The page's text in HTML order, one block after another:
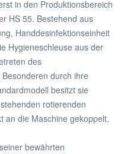
in den Produktionsbereich
HS 55. Bestehend aus
Handdesinfektionseinheit
Hygieneschleuse aus der
des
durch ihre
besitzt sie
rotierenden
an die Maschine gekoppelt.
bewährten